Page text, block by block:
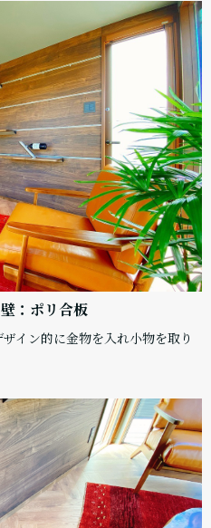
：ポリ合板
イン的に金物を入れ小物を取り